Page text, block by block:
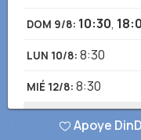
DOM 9/8: 10:30,
LUN 10/8: 8:30
MIÉ 12/8: 8:30
Apoye